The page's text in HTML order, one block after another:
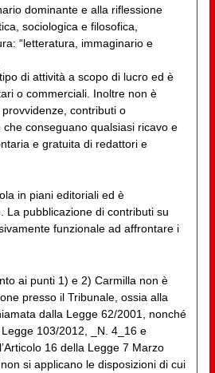
dominante e alla riflessione
sociologica e filosofica,
“letteratura, immaginario e
di attività a scopo di lucro ed è
o commerciali. Inoltre non è
contributi o
conseguano qualsiasi ricavo e
e gratuita di redattori e
in piani editoriali ed è
La pubblicazione di contributi su
funzionale ad affrontare i
ai punti 1) e 2) Carmilla non è
presso il Tribunale, ossia alla
dalla Legge 62/2001, nonché
Legge 103/2012, _N. 4_16 e
16 della Legge 7 Marzo
si applicano le disposizioni di cui